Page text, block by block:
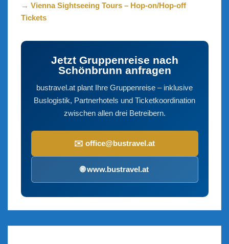
→ Vienna Sightseeing Tours – Hop-on/Hop-off
Tickets
Jetzt Gruppenreise nach
Schönbrunn anfragen
bustravel.at plant Ihre Gruppenreise – inklusive
Buslogistik, Partnerhotels und Ticketkoordination
zwischen allen drei Betreibern.
✉️ office@bustravel.at
🌐 www.bustravel.at